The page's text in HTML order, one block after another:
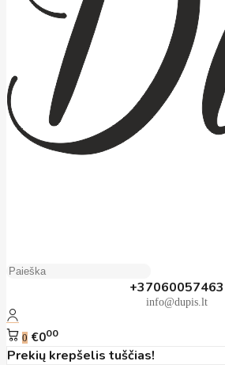
+37060057463
info@dupis.lt
0 €000
Prekių krepšelis tuščias!